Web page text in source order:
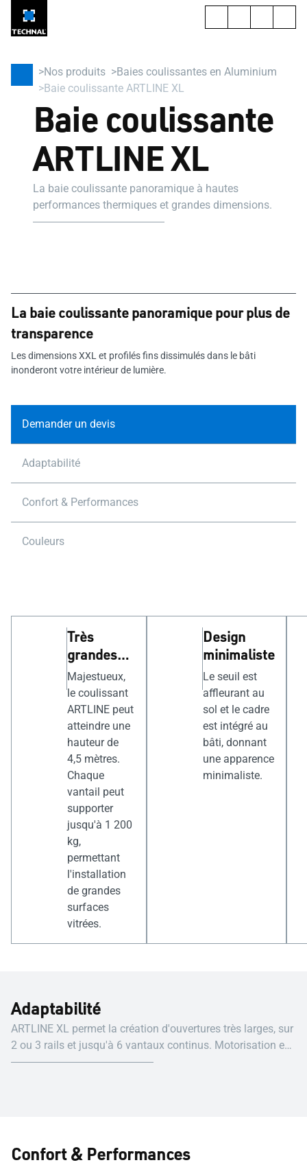
Nos produits
Baies coulissantes en Aluminium
Baie coulissante ARTLINE XL
Baie coulissante
ARTLINE XL
La baie coulissante panoramique à hautes
performances thermiques et grandes dimensions.
La baie coulissante panoramique pour plus de
transparence
Les dimensions XXL et profilés fins dissimulés dans le bâti
inonderont votre intérieur de lumière.
Demander un devis
Adaptabilité
Confort & Performances
Couleurs
Très
grandes
ouvertures
Majestueux,
le coulissant
ARTLINE peut
atteindre une
hauteur de
4,5 mètres.
Chaque
vantail peut
supporter
jusqu'à 1 200
kg,
permettant
l'installation
de grandes
surfaces
vitrées.
Design
minimaliste
Le seuil est
affleurant au
sol et le cadre
est intégré au
bâti, donnant
une apparence
minimaliste.
Adaptabilité
ARTLINE XL permet la création d'ouvertures très larges, sur
2 ou 3 rails et jusqu'à 6 vantaux continus. Motorisation en
option dans toutes les applications.
Confort & Performances